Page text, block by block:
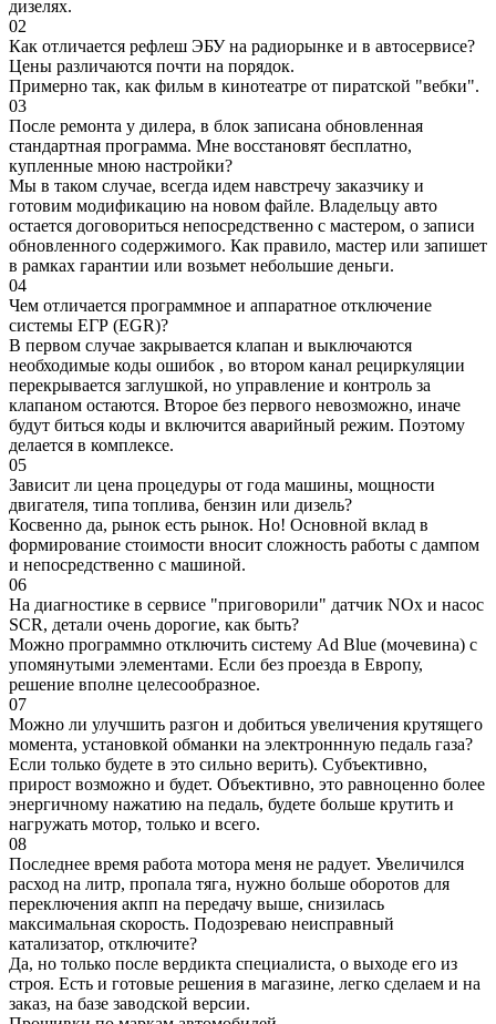
дизелях.
02
Как отличается рефлеш ЭБУ на радиорынке и в автосервисе?
Цены различаются почти на порядок.
Примерно так, как фильм в кинотеатре от пиратской "вебки".
03
После ремонта у дилера, в блок записана обновленная
стандартная программа. Мне восстановят бесплатно,
купленные мною настройки?
Мы в таком случае, всегда идем навстречу заказчику и
готовим модификацию на новом файле. Владельцу авто
остается договориться непосредственно с мастером, о записи
обновленного содержимого. Как правило, мастер или запишет
в рамках гарантии или возьмет небольшие деньги.
04
Чем отличается программное и аппаратное отключение
системы ЕГР (EGR)?
В первом случае закрывается клапан и выключаются
необходимые коды ошибок , во втором канал рециркуляции
перекрывается заглушкой, но управление и контроль за
клапаном остаются. Второе без первого невозможно, иначе
будут биться коды и включится аварийный режим. Поэтому
делается в комплексе.
05
Зависит ли цена процедуры от года машины, мощности
двигателя, типа топлива, бензин или дизель?
Косвенно да, рынок есть рынок. Но! Основной вклад в
формирование стоимости вносит сложность работы с дампом
и непосредственно с машиной.
06
На диагностике в сервисе "приговорили" датчик NOx и насос
SCR, детали очень дорогие, как быть?
Можно программно отключить систему Ad Blue (мочевина) с
упомянутыми элементами. Если без проезда в Европу,
решение вполне целесообразное.
07
Можно ли улучшить разгон и добиться увеличения крутящего
момента, установкой обманки на электроннную педаль газа?
Если только будете в это сильно верить). Субъективно,
прирост возможно и будет. Объективно, это равноценно более
энергичному нажатию на педаль, будете больше крутить и
нагружать мотор, только и всего.
08
Последнее время работа мотора меня не радует. Увеличился
расход на литр, пропала тяга, нужно больше оборотов для
переключения акпп на передачу выше, снизилась
максимальная скорость. Подозреваю неисправный
катализатор, отключите?
Да, но только после вердикта специалиста, о выходе его из
строя. Есть и готовые решения в магазине, легко сделаем и на
заказ, на базе заводской версии.